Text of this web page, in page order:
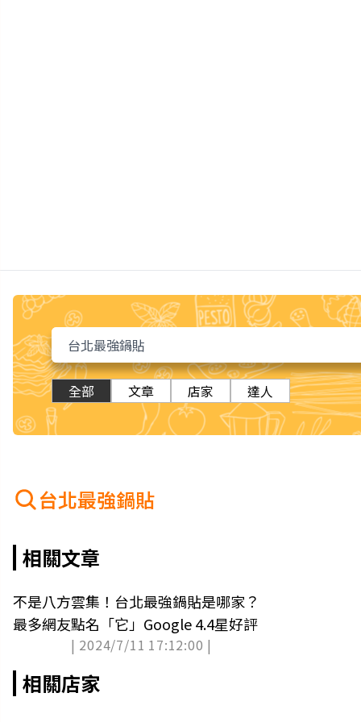
全部 文章 店家 達人
台北最強鍋貼
相關文章
不是八方雲集！台北最強鍋貼是哪家？
最多網友點名「它」Google 4.4星好評
| 2024/7/11 17:12:00 |
相關店家